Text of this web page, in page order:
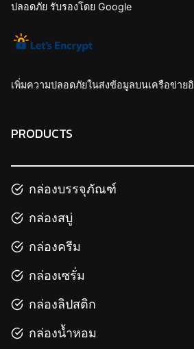
ปลอดภัย รับรองโดย Google
เพิ่มความปลอดภัยในส่งข้อมูลบนเครือข่าย
PRODUCTS
กล่องบรรจุภัณฑ์
กล่องสบู่
กล่องครีม
กล่องเซรั่ม
กล่องลิปสติก
กล่องน้ำหอม